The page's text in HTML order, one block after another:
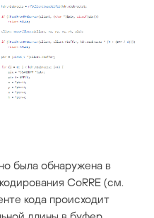
была обнаружена в
CoRRE (см.
кода происходит